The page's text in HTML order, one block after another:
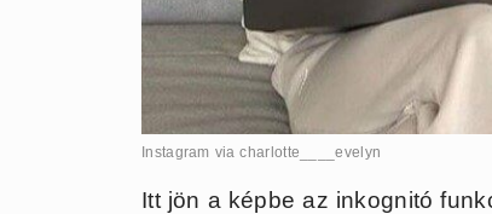
Instagram via charlotte____evelyn
Itt jön a képbe az inkognitó